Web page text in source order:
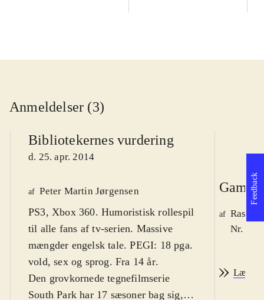
Anmeldelser (3)
Bibliotekernes vurdering
d. 25. apr. 2014
af Peter Martin Jørgensen
PS3, Xbox 360. Humoristisk rollespil
til alle fans af tv-serien. Massive
mængder engelsk tale. PEGI: 18 pga.
vold, sex og sprog. Fra 14 år.
Den grovkornede tegnefilmserie
South Park har 17 sæsoner bag sig,
Game
af
Nr.
Læs
Feedback